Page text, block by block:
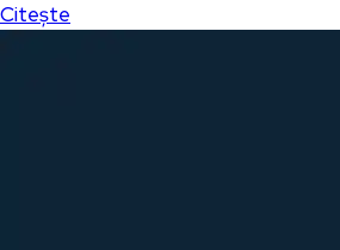
Citește